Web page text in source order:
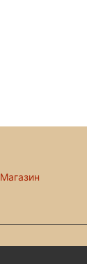
Магазин